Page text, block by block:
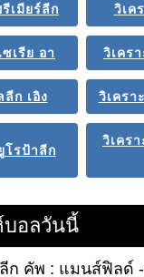
เมียร์ลีก วิเค
เรีย อา วิเคร
ก เอิง วิเครา
โรป้าลีก
วิเคร
บอลวันนี้
ก คัพ : แมนส์ฟิลด์